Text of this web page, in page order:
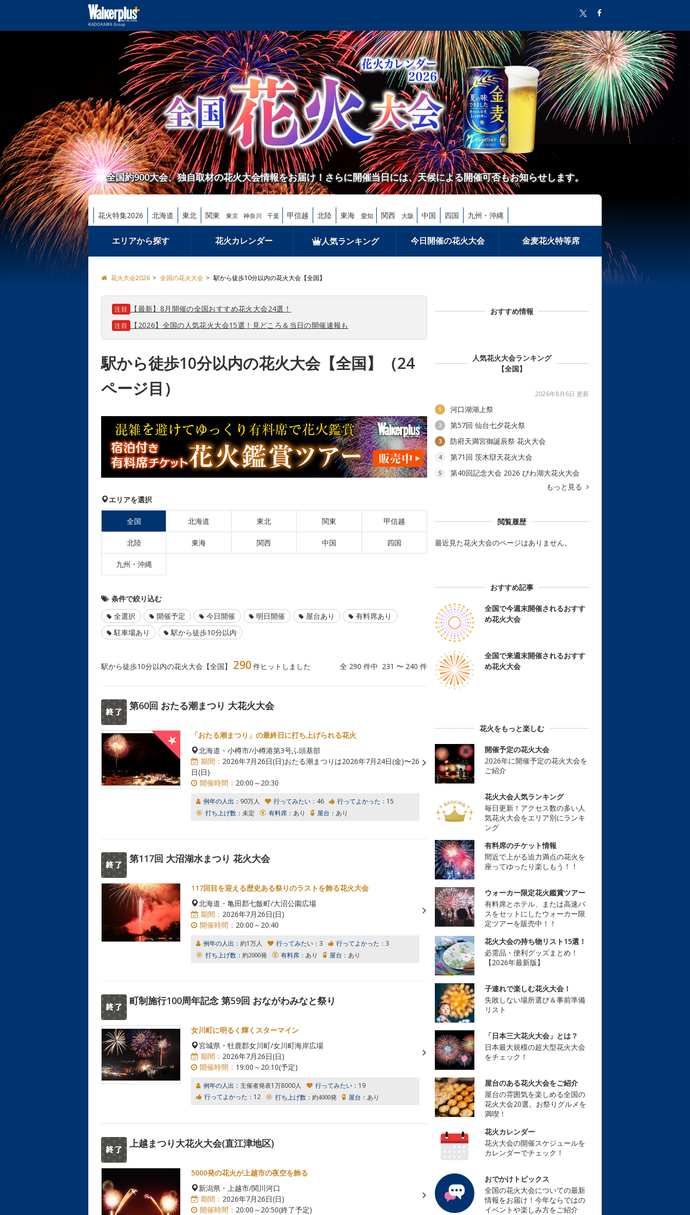
全国約900大会、独自取材の花火大会情報をお届け！さらに開催当日には、天候による開催可否もお知らせします。
花火特集2026 北海道 東北 関東 東京 神奈川 千葉 甲信越 北陸 東海 愛知 関西 大阪 中国 四国 九州・沖縄
エリアから探す 花火カレンダー 人気ランキング 今日開催の花火大会 金麦花火特等席
花火大会2026 全国の花火大会 駅から徒歩10分以内の花火大会【全国】
注目 【最新】8月開催の全国おすすめ花火大会24選！
注目 【2026】全国の人気花火大会15選！見どころ＆当日の開催速報も
駅から徒歩10分以内の花火大会【全国】（24
ページ目）
エリアを選択
全国 北海道 東北 関東 甲信越
北陸 東海 関西 中国 四国
九州・沖縄
条件で絞り込む
全選択
開催予定 今日開催 明日開催 屋台あり
有料席あり
駐車場あり
駅から徒歩10分以内
駅から徒歩10分以内の花火大会【全国】 290 件ヒットしました 全 290 件中 231 〜 240 件
第60回 おたる潮まつり 大花火大会
「おたる潮まつり」の最終日に打ち上げられる花火
北海道・小樽市/小樽港第3号ふ頭基部
期間： 2026年7月26日(日)おたる潮まつりは2026年7月24日(金)〜26
日(日)
開催時間： 20:00～20:30
例年の人出： 90万人 行ってみたい： 46 行ってよかった： 15
打ち上げ数： 未定 有料席： あり 屋台： あり
第117回 大沼湖水まつり 花火大会
117回目を迎える歴史ある祭りのラストを飾る花火大会
北海道・亀田郡七飯町/大沼公園広場
期間： 2026年7月26日(日)
開催時間： 20:00～20:40
例年の人出： 約1万人 行ってみたい： 3 行ってよかった： 3
打ち上げ数： 約2000発 有料席： あり 屋台： あり
町制施行100周年記念 第59回 おながわみなと祭り
女川町に明るく輝くスターマイン
宮城県・牡鹿郡女川町/女川町海岸広場
期間： 2026年7月26日(日)
開催時間： 19:00～20:10(予定)
例年の人出： 主催者発表1万8000人 行ってみたい： 19
行ってよかった： 12 打ち上げ数： 約4000発 屋台： あり
上越まつり大花火大会(直江津地区)
5000発の花火が上越市の夜空を飾る
新潟県・上越市/関川河口
期間： 2026年7月26日(日)
開催時間： 20:00～20:50(終了予定)
おすすめ情報
人気花火大会ランキング
【全国】
2026年8月6日 更新
1 河口湖湖上祭
2 第57回 仙台七夕花火祭
3 防府天満宮御誕辰祭 花火大会
4 第71回 茨木辯天花火大会
5
第40回記念大会 2026 びわ湖大花火大会
もっと見る
閲覧履歴
最近見た花火大会のページはありません。
おすすめ記事
全国で今週末開催されるおすす
め花火大会
全国で来週末開催されるおすす
め花火大会
花火をもっと楽しむ
開催予定の花火大会
2026年に開催予定の花火大会を
ご紹介
花火大会人気ランキング
毎日更新！アクセス数の多い人
気花火大会をエリア別にランキ
ング
有料席のチケット情報
間近で上がる迫力満点の花火を
座ってゆったり楽しもう！！
ウォーカー限定花火鑑賞ツアー
有料席とホテル、または高速バ
スをセットにしたウォーカー限
定ツアーを販売中！！
花火大会の持ち物リスト15選！
必需品・便利グッズまとめ！
【2026年最新版】
子連れで楽しむ花火大会！
失敗しない場所選び＆事前準備
リスト
「日本三大花火大会」とは？
日本最大規模の超大型花火大会
をチェック！
屋台のある花火大会をご紹介
屋台の雰囲気を楽しめる全国の
花火大会20選。お祭りグルメを
満喫！
花火カレンダー
花火大会の開催スケジュールを
カレンダーでチェック！
おでかけトピックス
全国の花火大会についての最新
情報をお届け！今年ならではの
イベントや楽しみ方をご紹介